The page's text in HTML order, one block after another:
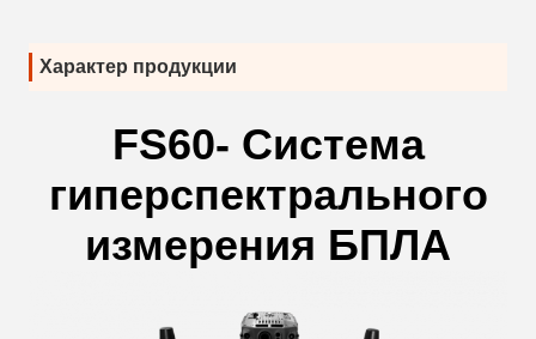
Характер продукции
FS60- Система
гиперспектрального
измерения БПЛА